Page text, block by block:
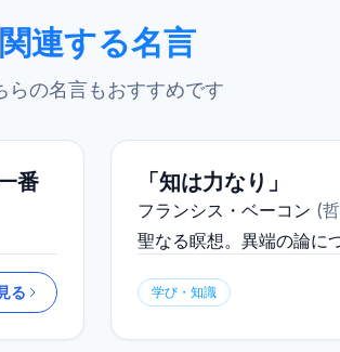
関連する名言
らの名言もおすすめです
番
る
「知は力なり」
フランシス・ベーコン (
聖なる瞑想。異端の論に
学び・知識